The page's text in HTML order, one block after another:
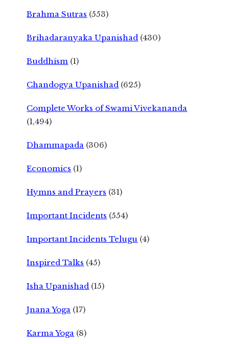
Brahma Sutras (553)
Brihadaranyaka Upanishad (430)
Buddhism (1)
Chandogya Upanishad (625)
Complete Works of Swami Vivekananda
(1,494)
Dhammapada (306)
Economics (1)
Hymns and Prayers (31)
Important Incidents (554)
Important Incidents Telugu (4)
Inspired Talks (45)
Isha Upanishad (15)
Jnana Yoga (17)
Karma Yoga (8)